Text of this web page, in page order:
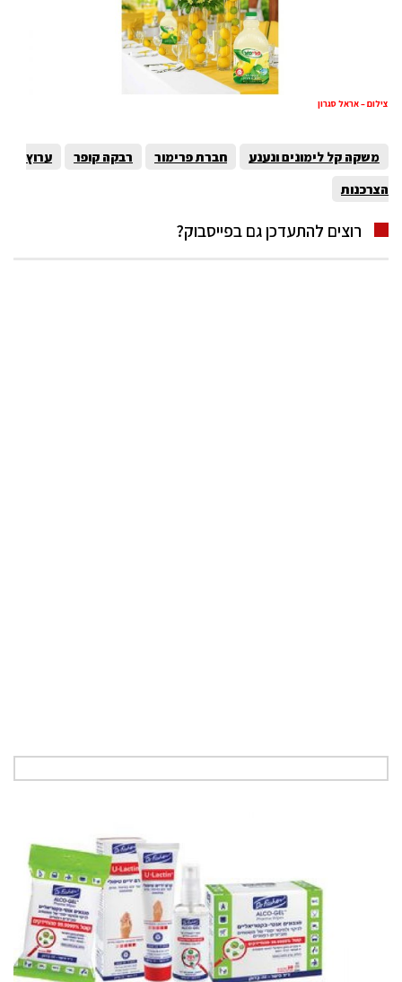
צילום – אראל סגרון
משקה קל לימונים ונענע חברת פרימור רבקה קופר
ערוץ
הצרכנות
רוצים להתעדכן גם בפייסבוק?